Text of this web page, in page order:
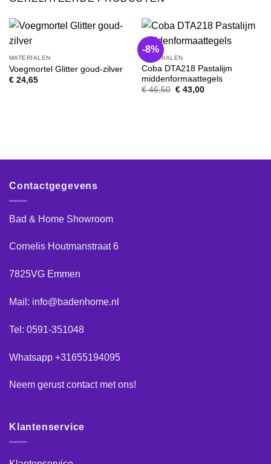
MATERIALEN
Voegmortel Glitter goud-zilver
€24,65
-8%
MATERIALEN
Coba DTA218 Pastalijm
middenformaattegels
€46,50 Oorspronkelijke
€43,00Huidige
Contactgegevens
Bad & Home Showroom
Cornelis Houtmanstraat 6
7825VG Emmen
Mail: info@badenhome.nl
Tel: 0591-351048
Whatsapp +31655194095
Neem gerustcontactmet ons!
Klantenservice